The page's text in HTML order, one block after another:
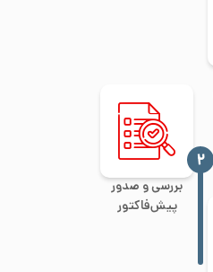
بررسی و صدور
پیش‌فاکتور
‍۲